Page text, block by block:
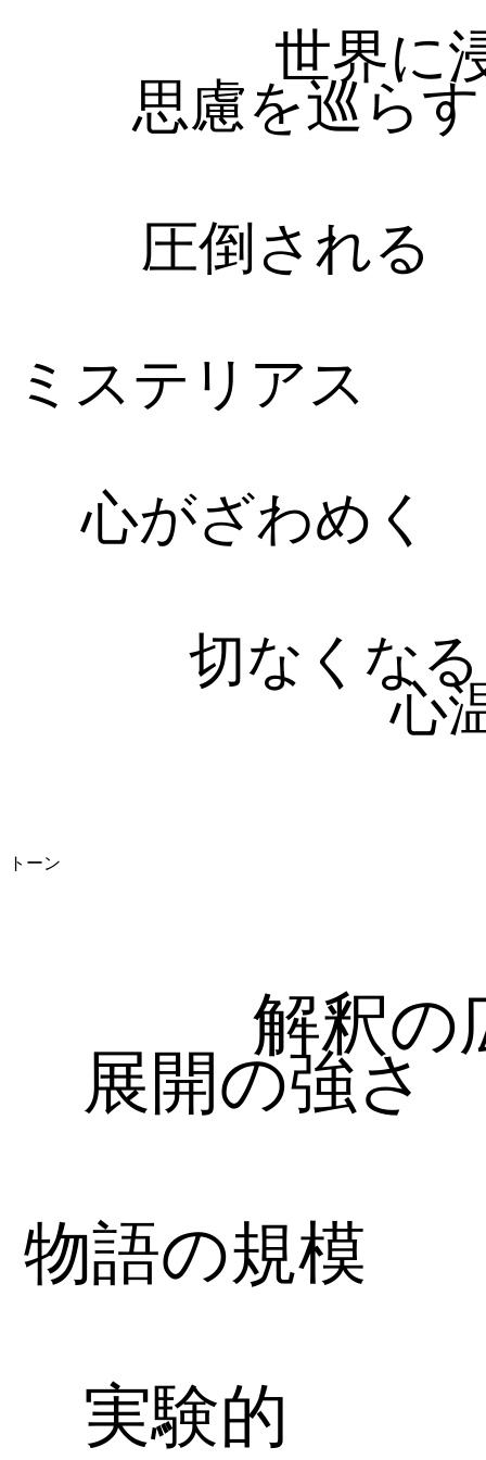
心
切なくなる
心がざわめく
ミステリアス
圧倒される
思慮を巡らす
世界に
トーン
実験的
物語の規模
展開の強さ
解釈の